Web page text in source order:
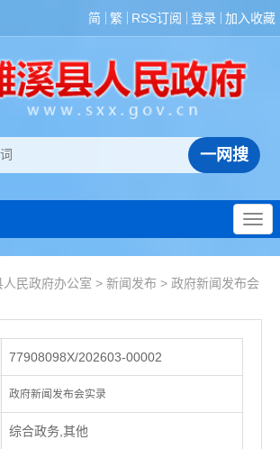
简 繁 RSS订阅 登录 加入收藏
人民政府办公室 > 新闻发布 > 政府新闻发布会
77908098X/202603-00002
政府新闻发布会实录
综合政务,其他